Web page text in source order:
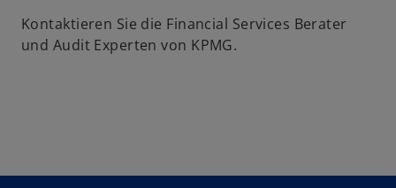
Kontaktieren Sie die Financial Services Berater
und Audit Experten von KPMG.